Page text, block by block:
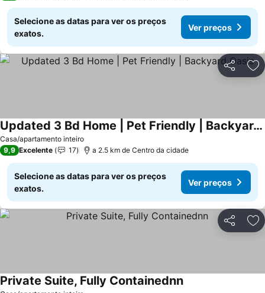
Selecione as datas para ver os preços
exatos.
Ver preços
Partilhar
Casa/apartamento inteiro
Updated 3 Bd Home | Pet Friendly | Backyard Oasis
9,9 Excelente 17 a 2.5 km de Centro da cidade
Selecione as datas para ver os preços
exatos.
Ver preços
Partilhar
Private Suite, Fully Containednn